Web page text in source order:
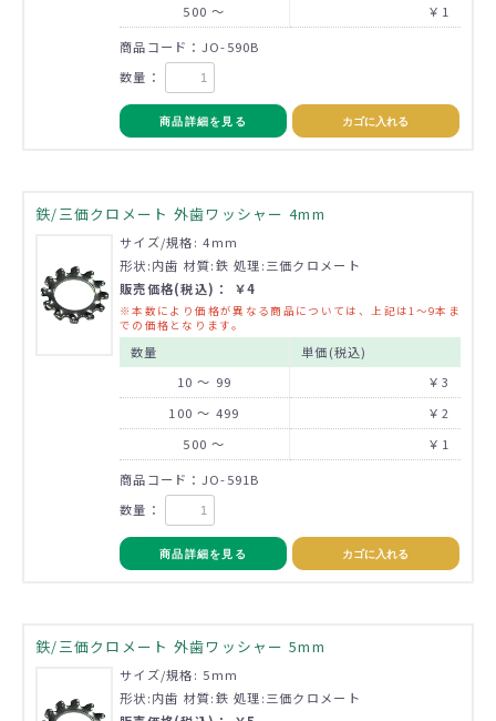
500 ～
￥1
商品コード：JO-590B
数量：
商品詳細を見る カゴに入れる
鉄/三価クロメート 外歯ワッシャー 4mm
サイズ/規格: 4mm
形状:内歯 材質:鉄 処理:三価クロメート
販売価格(税込)： ￥4
※本数により価格が異なる商品については、上記は1～9本ま
での価格となります。
数量
単価(税込)
10 ～ 99
￥3
100 ～ 499
￥2
500 ～
￥1
商品コード：JO-591B
数量：
商品詳細を見る カゴに入れる
鉄/三価クロメート 外歯ワッシャー 5mm
サイズ/規格: 5mm
形状:内歯 材質:鉄 処理:三価クロメート